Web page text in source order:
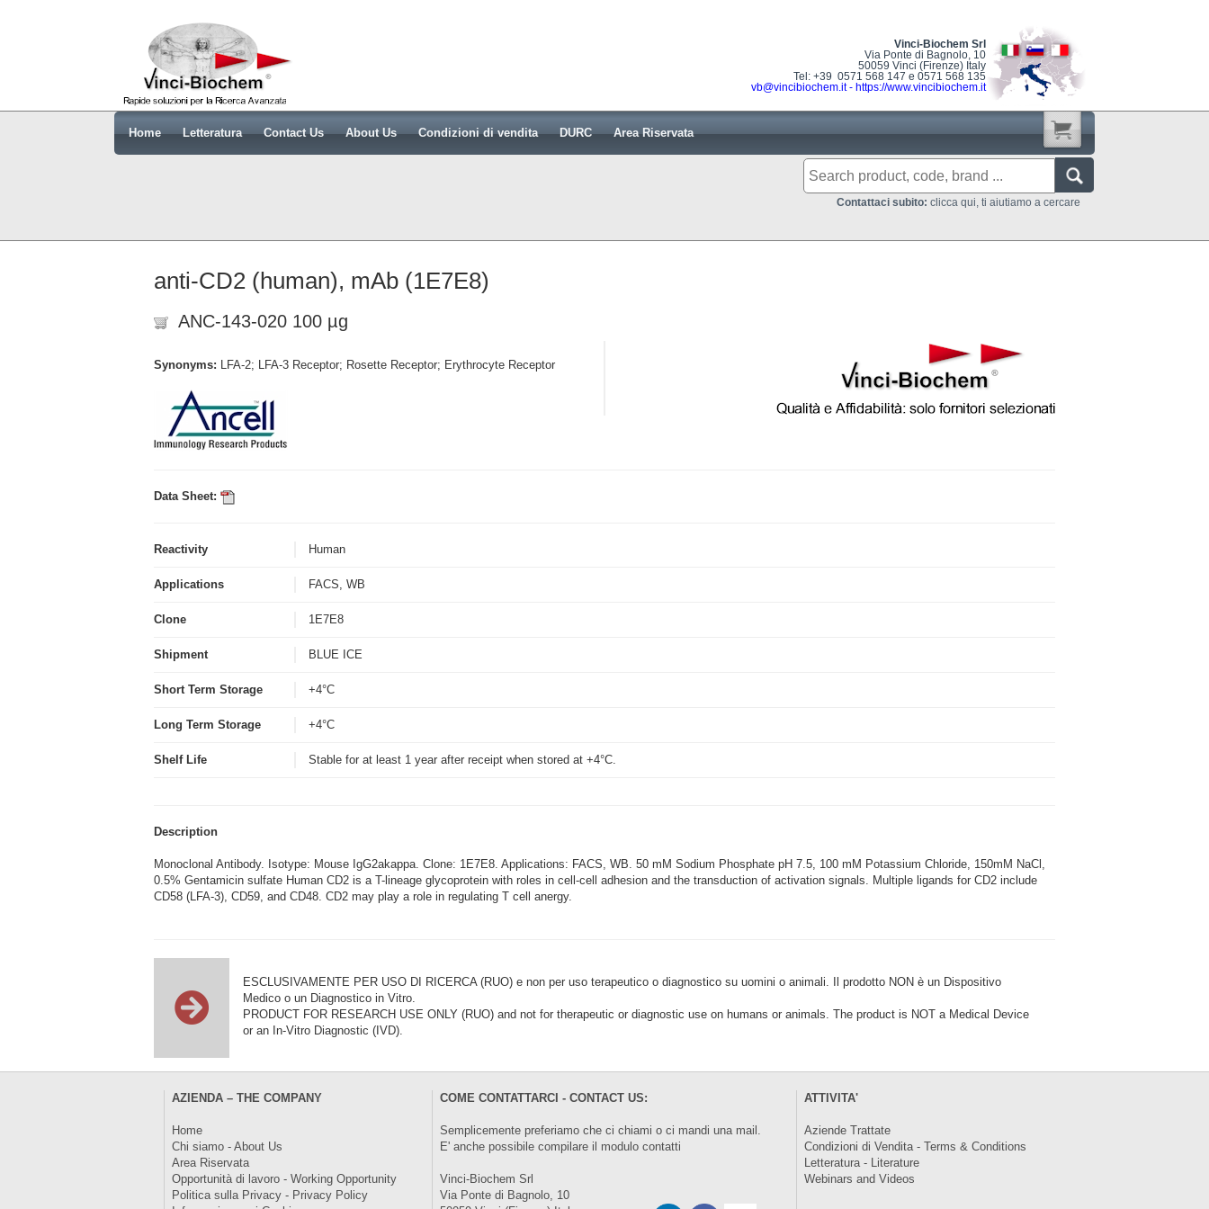
Vinci-Biochem Srl
Via Ponte di Bagnolo, 10
50059 Vinci (Firenze) Italy
Tel: +39 0571 568 147 e 0571 568 135
vb@vincibiochem.it- https://www.vincibiochem.it
Home Letteratura Contact Us About Us Condizioni di vendita DURC Area Riservata
Contattaci subito: clicca qui, ti aiutiamo a cercare
anti-CD2 (human), mAb (1E7E8)
ANC-143-020 100 µg
Synonyms: LFA-2; LFA-3 Receptor; Rosette Receptor; Erythrocyte Receptor
Data Sheet:
Reactivity Human
Applications FACS, WB
Clone 1E7E8
Shipment BLUE ICE
Short Term Storage +4°C
Long Term Storage +4°C
Shelf Life Stable for at least 1 year after receipt when stored at +4°C.
Description
Monoclonal Antibody. Isotype: Mouse IgG2akappa. Clone: 1E7E8. Applications: FACS, WB. 50 mM Sodium Phosphate pH 7.5, 100 mM Potassium Chloride, 150mM NaCl,
0.5% Gentamicin sulfate Human CD2 is a T-lineage glycoprotein with roles in cell-cell adhesion and the transduction of activation signals. Multiple ligands for CD2 include
CD58 (LFA-3), CD59, and CD48. CD2 may play a role in regulating T cell anergy.
ESCLUSIVAMENTE PER USO DI RICERCA (RUO) e non per uso terapeutico o diagnostico su uomini o animali. Il prodotto NON è un Dispositivo
Medico o un Diagnostico in Vitro.
PRODUCT FOR RESEARCH USE ONLY (RUO) and not for therapeutic or diagnostic use on humans or animals. The product is NOT a Medical Device
or an In-Vitro Diagnostic (IVD).
AZIENDA – THE COMPANY
Home
Chi siamo - About Us
Area Riservata
Opportunità di lavoro - Working Opportunity
Politica sulla Privacy - Privacy Policy
COME CONTATTARCI - CONTACT US:
Semplicemente preferiamo che ci chiami o ci mandi una mail.
E' anche possibile compilare il modulocontatti
Vinci-Biochem Srl
Via Ponte di Bagnolo, 10
ATTIVITA'
Aziende Trattate
Condizioni di Vendita - Terms & Conditions
Letteratura - Literature
Webinars and Videos